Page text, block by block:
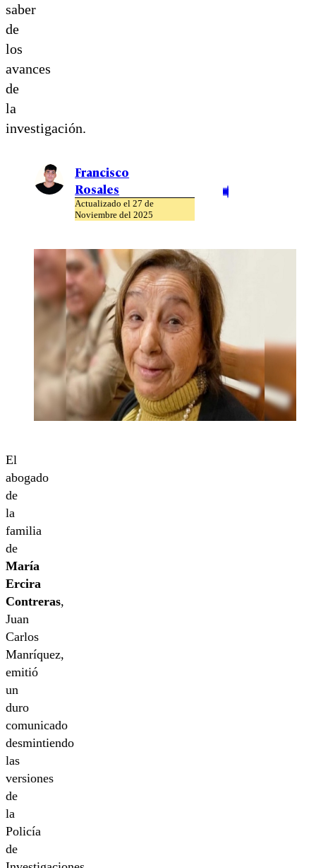
saber
de
los
avances
de
la
investigación.
Francisco
Rosales
Actualizado el 27 de
Noviembre del 2025
El
abogado
de
la
familia
de
María
Ercira
Contreras,
Juan
Carlos
Manríquez,
emitió
un
duro
comunicado
desmintiendo
las
versiones
de
la
Policía
de